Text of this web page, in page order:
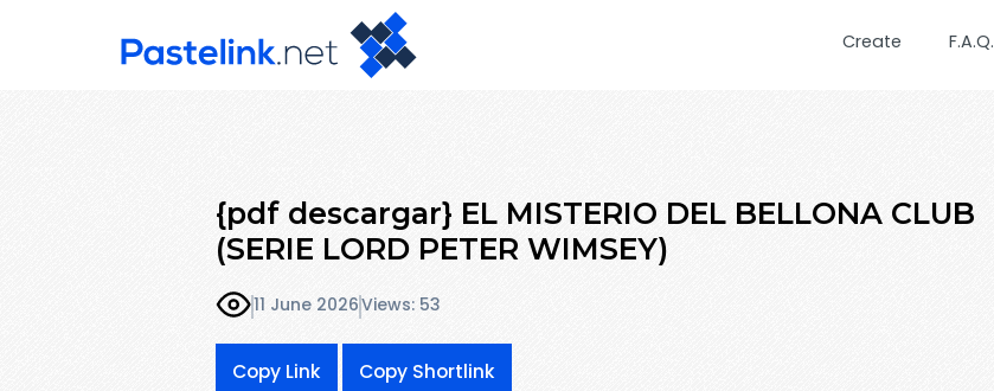
Create F.A.Q.
{pdf descargar} EL MISTERIO DEL BELLONA CLUB
(SERIE LORD PETER WIMSEY)
11 June 2026Views: 53
Copy Link Copy Shortlink